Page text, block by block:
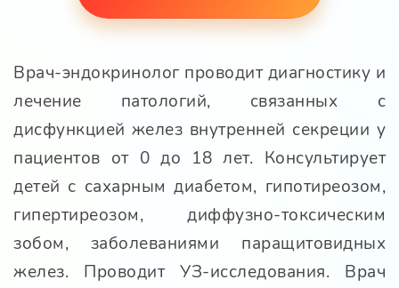
Врач-эндокринолог проводит диагностику и
лечение патологий, связанных с
дисфункцией желез внутренней секреции у
пациентов от 0 до 18 лет. Консультирует
детей с сахарным диабетом, гипотиреозом,
гипертиреозом, диффузно-токсическим
зобом, заболеваниями паращитовидных
желез. Проводит УЗ-исследования. Врач